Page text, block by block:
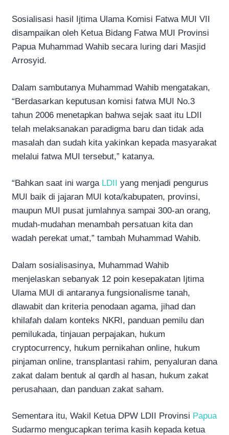
Sosialisasi hasil Ijtima Ulama Komisi Fatwa MUI VII
disampaikan oleh Ketua Bidang Fatwa MUI Provinsi
Papua Muhammad Wahib secara luring dari Masjid
Arrosyid.
Dalam sambutanya Muhammad Wahib mengatakan,
“Berdasarkan keputusan komisi fatwa MUI No.3
tahun 2006 menetapkan bahwa sejak saat itu LDII
telah melaksanakan paradigma baru dan tidak ada
masalah dan sudah kita yakinkan kepada masyarakat
melalui fatwa MUI tersebut,” katanya.
“Bahkan saat ini warga LDII yang menjadi pengurus
MUI baik di jajaran MUI kota/kabupaten, provinsi,
maupun MUI pusat jumlahnya sampai 300-an orang,
mudah-mudahan menambah persatuan kita dan
wadah perekat umat,” tambah Muhammad Wahib.
Dalam sosialisasinya, Muhammad Wahib
menjelaskan sebanyak 12 poin kesepakatan Ijtima
Ulama MUI di antaranya fungsionalisme tanah,
dlawabit dan kriteria penodaan agama, jihad dan
khilafah dalam konteks NKRI, panduan pemilu dan
pemilukada, tinjauan perpajakan, hukum
cryptocurrency, hukum pernikahan online, hukum
pinjaman online, transplantasi rahim, penyaluran dana
zakat dalam bentuk al qardh al hasan, hukum zakat
perusahaan, dan panduan zakat saham.
Sementara itu, Wakil Ketua DPW LDII Provinsi Papua
Sudarmo mengucapkan terima kasih kepada ketua